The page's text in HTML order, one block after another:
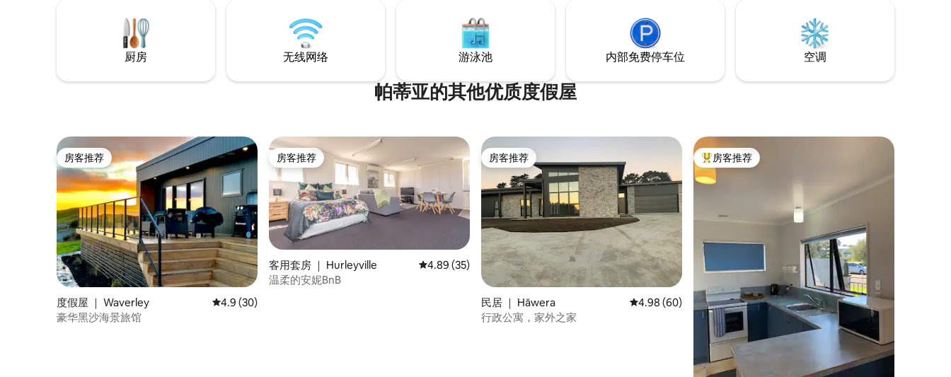
8.4公里。 距离加蒂夫百年步道（Cardiff
Centennial Walkway）2.9公里。 距离霍拉
德花园5.8公里。 距离埃格蒙特山观景台
9.9公里。 请利用这段时间，尽情享受奢华
的按摩治疗师，拥有现场工作室。
厨房 无线网络 游泳池 内部免费停车位 空调
帕蒂亚的其他优质度假屋
房客推荐
房客推荐
度假屋 ｜ Waverley 平均评分 4.9 分（满分 5 分），共 30 条评价
4.9 (30)
豪华黑沙海景旅馆
房客推荐
房客推荐
客用套房 ｜ Hurleyville 平均评分 4.89 分（满分 5 分），共 35 条评价
4.89 (35)
温柔的安妮BnB
房客推荐
房客推荐
民居 ｜ Hāwera 平均评分 4.98 分（满分 5 分），共 60 条评价
4.98 (60)
行政公寓，家外之家
热门「房客推荐」
房客推荐